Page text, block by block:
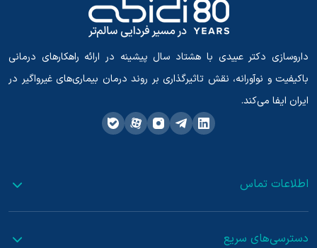
داروسازی دکتر عبیدی با هشتاد سال پیشینه در ارائه راهکارهای درمانی
باکیفیت و نوآورانه، نقش تاثیرگذاری بر روند درمان بیماری‌های غیرواگیر در
ایران ایفا می‌کند.
اطلاعات تماس
دسترسی‌های سریع